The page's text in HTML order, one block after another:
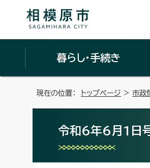
暮らし・手続き
現在の位置： トップページ > 市政
令和6年6月1日